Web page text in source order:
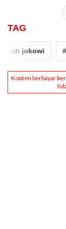
TAG
jokowi # isu